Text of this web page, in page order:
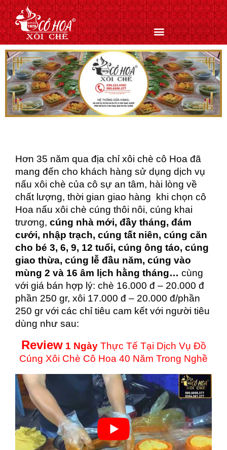
Nhảy
tới
nội
dung
Hơn 35 năm qua địa chỉ xôi chè cô Hoa đã
mang đến cho khách hàng sử dụng dịch vụ
nấu xôi chè của cô sự an tâm, hài lòng về
chất lượng, thời gian giao hàng khi chọn cô
Hoa nấu xôi chè cúng thôi nôi, cúng khai
trương, cúng nhà mới, đầy tháng, đám
cưới, nhập trạch, cúng tất niên, cúng căn
cho bé 3, 6, 9, 12 tuổi, cúng ông táo, cúng
giao thừa, cúng lễ đầu năm, cúng vào
mùng 2 và 16 âm lịch hằng tháng… cùng
với giá bán hợp lý: chè 16.000 đ – 20.000 đ
phần 250 gr, xôi 17.000 đ – 20.000 đ/phần
250 gr với các chỉ tiêu cam kết với người tiêu
dùng như sau:
Review1 Ngày Thực Tế Tại Dịch Vụ Đồ
Cúng Xôi Chè Cô Hoa 40 Năm Trong Nghề